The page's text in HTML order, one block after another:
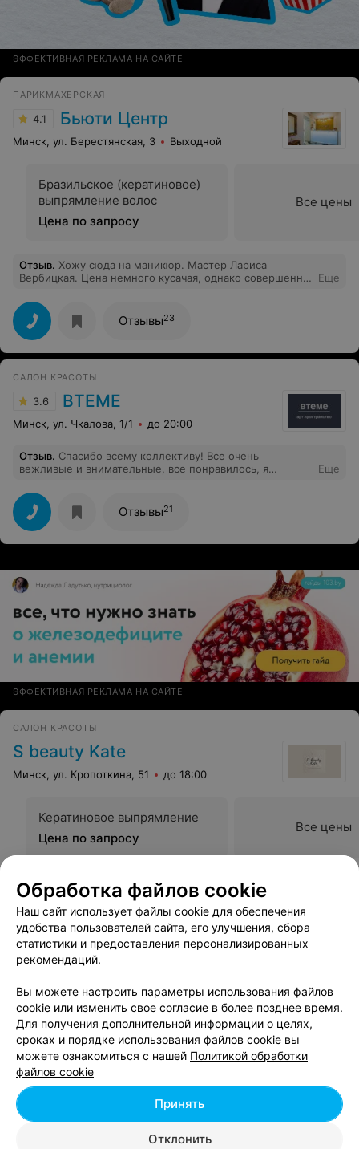
ЭФФЕКТИВНАЯ РЕКЛАМА НА САЙТЕ
ПАРИКМАХЕРСКАЯ
4.1 Бьюти Центр
Минск, ул. Берестянская, 3 Выходной
Бразильское (кератиновое)
выпрямление волос
Цена по запросу
Все цены
Отзыв. Хожу сюда на маникюр. Мастер Лариса
Вербицкая. Цена немного кусачая, однако совершенно
понимаешь, что ногти прекрасно носятся МЕСЯЦ! Нет
сколов, нет царапин. Работа всегда выполнена на все
100%. приятная беседа и чай уже стали традицией)
Еще
Отзывы23
САЛОН КРАСОТЫ
3.6 ВТЕМЕ
Минск, ул. Чкалова, 1/1 до 20:00
Отзыв. Спасибо всему коллективу! Все очень
вежливые и внимательные, все понравилось, я
Еще
Отзывы21
ЭФФЕКТИВНАЯ РЕКЛАМА НА САЙТЕ
САЛОН КРАСОТЫ
S beauty Kate
Минск, ул. Кропоткина, 51 до 18:00
Кератиновое выпрямление
Цена по запросу
Все цены
Вам будет интересно
Кератиновое выпрямление волос в Беларуси
Ламинирование волос в Беларуси
Биоламинирование волос в Беларуси
Обработка файлов cookie
Наш сайт использует файлы cookie для обеспечения
удобства пользователей сайта, его улучшения, сбора
статистики и предоставления персонализированных
рекомендаций.
Вы можете настроить параметры использования файлов
cookie или изменить свое согласие в более позднее время.
Для получения дополнительной информации о целях,
сроках и порядке использования файлов cookie вы
можете ознакомиться с нашей Политикой обработки
файлов cookie
Отклонить
Принять